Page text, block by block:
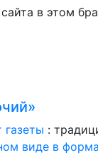
в этом
:
виде в